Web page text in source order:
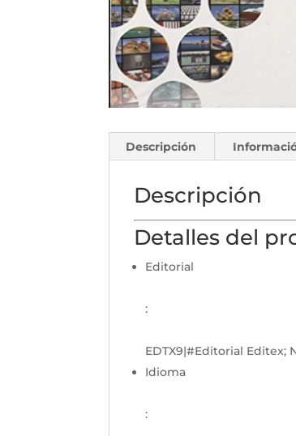
Descripción
Descripción
Detalles del
Editorial
:
EDTX9|#Editorial Editex;
Idioma
: